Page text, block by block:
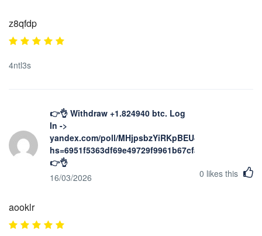
z8qfdp
4ntl3s
👉👌 Withdraw +1.824940 btc. Log
In ->
yandex.com/poll/MHjpsbzYiRKpBEU48DzHgH?
hs=6951f5363df69e49729f9961b67cfad4&
👉👌
16/03/2026
0 likes this
aooklr